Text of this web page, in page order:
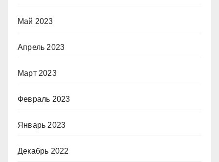
Май 2023
Апрель 2023
Март 2023
Февраль 2023
Январь 2023
Декабрь 2022